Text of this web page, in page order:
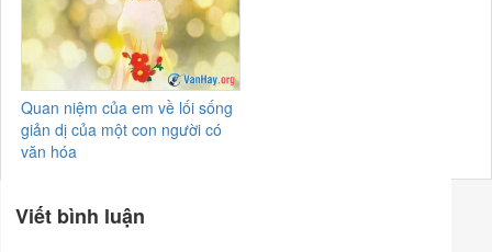
Quan niệm của em về lối sống
giản dị của một con người có
văn hóa
Viết bình luận